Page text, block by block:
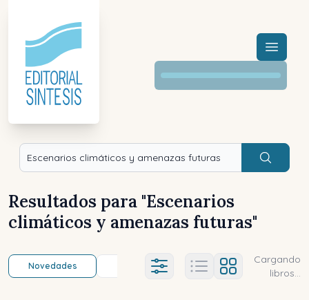
Menú
Buscar
Resultados para "Escenarios
climáticos y amenazas futuras"
Novedades Título (a-z) Título (z-a)
Ajustes abierto
Cargando
libros...